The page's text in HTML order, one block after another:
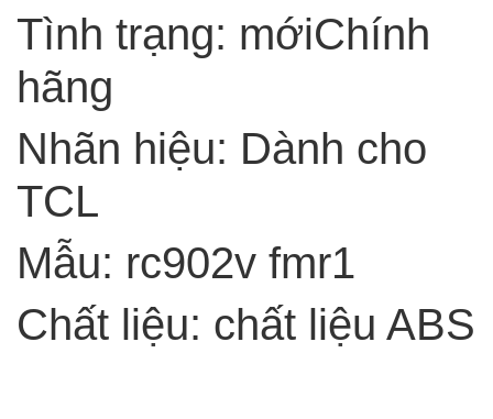
Tình trạng: mớiChính
hãng
Nhãn hiệu: Dành cho
TCL
Mẫu: rc902v fmr1
Chất liệu: chất liệu ABS